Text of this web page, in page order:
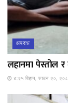
अपराध
लहानमा पेस्तोल र
४:२५ बिहान, साउन २०,